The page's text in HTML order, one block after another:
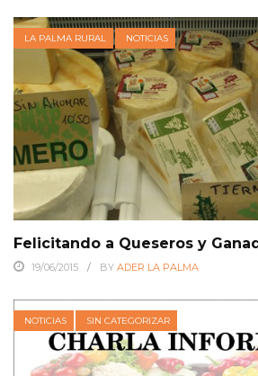
LA PALMA RURAL NOTICIAS
Felicitando a Queseros y
19/06/2015 BY ADER LA PALMA
NOTICIAS SIN CATEGORIZAR